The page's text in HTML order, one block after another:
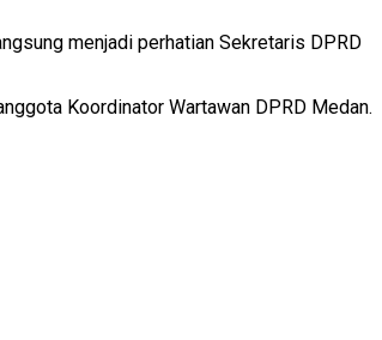
menjadi perhatian Sekretaris DPRD
Koordinator Wartawan DPRD Medan.